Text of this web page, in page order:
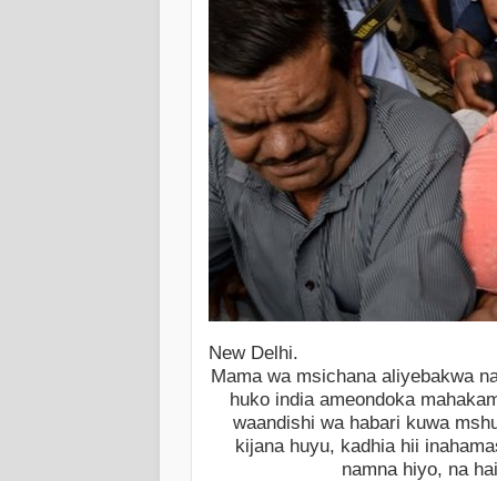
New Delhi.
Mama wa msichana aliyebakwa
huko india ameondoka
waandishi wa habari kuwa
kijana huyu, kadhia hii
namna hiyo, na